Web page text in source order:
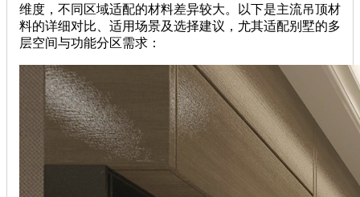
维度，不同区域适配的材料差异较大。以下是主流吊顶材
料的详细对比、适用场景及选择建议，尤其适配别墅的多
层空间与功能分区需求：